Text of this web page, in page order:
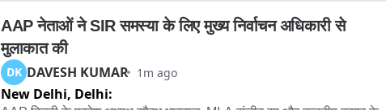
लगा दी गयी हैं।
AAP नेताओं ने SIR समस्या के लिए मुख्य निर्वाचन अधिकारी से
मुलाकात की
DK DAVESH KUMAR 1m ago
New Delhi, Delhi: